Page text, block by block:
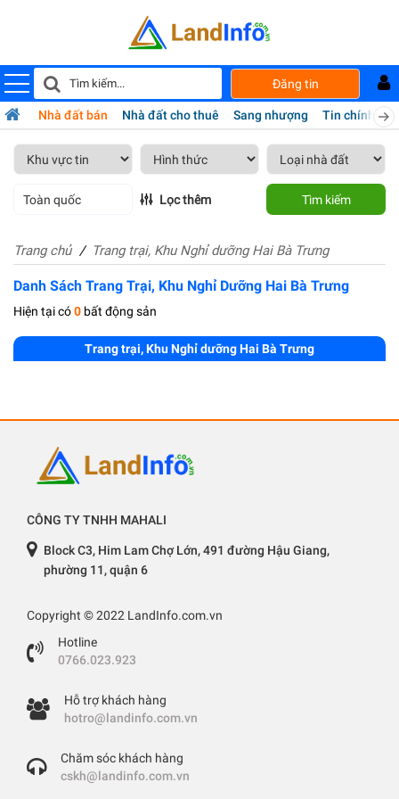
Đăng tin
Nhà đất bán Nhà đất cho thuê Sang nhượng Tin chính chủ
Toàn quốc Lọc thêm Tìm kiếm
Trang chủ Trang trại, Khu Nghỉ dưỡng Hai Bà Trưng
Danh Sách Trang Trại, Khu Nghỉ Dưỡng Hai Bà Trưng
Hiện tại có0 bất động sản
Trang trại, Khu Nghỉ dưỡng Hai Bà Trưng
CÔNG TY TNHH MAHALI
Block C3, Him Lam Chợ Lớn, 491 đường Hậu Giang,
phường 11, quận 6
Copyright © 2022 LandInfo.com.vn
Hotline
0766.023.923
Hỗ trợ khách hàng
hotro@landinfo.com.vn
Chăm sóc khách hàng
cskh@landinfo.com.vn